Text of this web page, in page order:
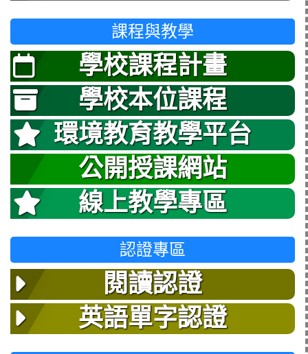
課程與教學
學校課程計畫
學校本位課程
環境教育教學平台
公開授課網站
線上教學專區
認證專區
閱讀認證
英語單字認證